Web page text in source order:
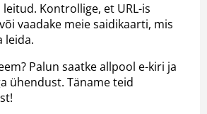
Kontrollige, et URL-is
vaadake meie saidikaarti, mis
leida.
Palun saatke allpool e-kiri ja
ühendust. Täname teid